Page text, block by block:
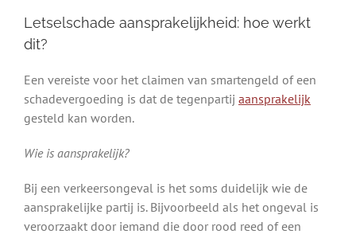
Letselschade aansprakelijkheid: hoe werkt
dit?
Een vereiste voor het claimen van smartengeld of een
schadevergoeding is dat de tegenpartij aansprakelijk
gesteld kan worden.
Wie is aansprakelijk?
Bij een verkeersongeval is het soms duidelijk wie de
aansprakelijke partij is. Bijvoorbeeld als het ongeval is
veroorzaakt door iemand die door rood reed of een